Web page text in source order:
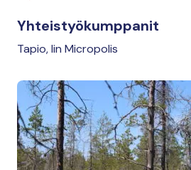
Yhteistyökumppanit
Tapio, Iin Micropolis